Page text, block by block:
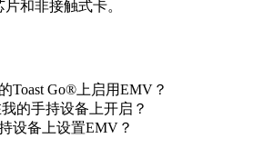
和非接触式卡。
Toast Go®上启用EMV？
的手持设备上开启？
设备上设置EMV？